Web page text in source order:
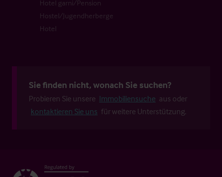
Hotel garni/Pension
Hostel/Jugendherberge
Hotel
Sie finden nicht, wonach Sie suchen?
Probieren Sie unsere Immobiliensuche aus oder
kontaktieren Sie uns für weitere Unterstützung.